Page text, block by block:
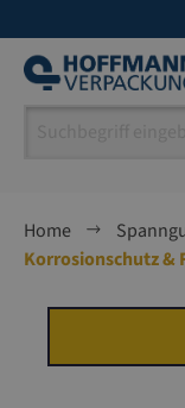
Home
Korrosionschutz &